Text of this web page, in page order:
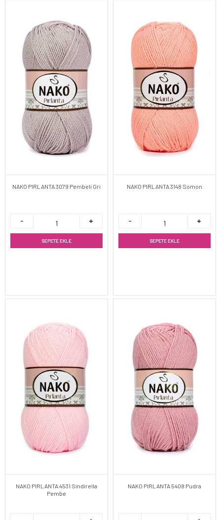
NAKO PIRLANTA 3079 Pembeli Gri
SEPETE EKLE
NAKO PIRLANTA 3148 Somon
SEPETE EKLE
NAKO PIRLANTA 4531 Sindirella
Pembe
NAKO PIRLANTA 5408 Pudra